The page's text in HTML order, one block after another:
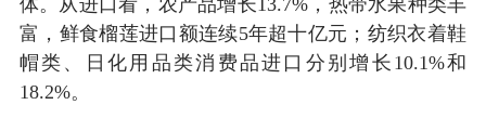
体。从进口看，农产品增长13.7%，热带水果种类丰
富，鲜食榴莲进口额连续5年超十亿元；纺织衣着鞋
帽类、日化用品类消费品进口分别增长10.1%和
18.2%。